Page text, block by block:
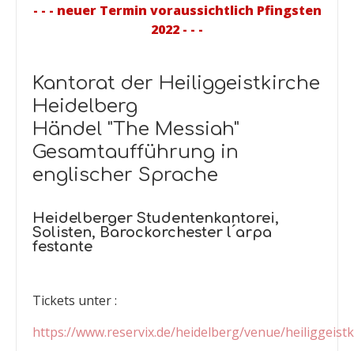
- - - neuer Termin voraussichtlich Pfingsten
2022 - - -
Kantorat der Heiliggeistkirche
Heidelberg
Händel "The Messiah"
Gesamtaufführung in
englischer Sprache
Heidelberger Studentenkantorei,
Solisten, Barockorchester l ́arpa
festante
Tickets unter :
https://www.reservix.de/heidelberg/venue/